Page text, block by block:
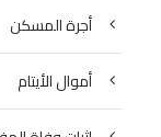
أجرة المسكن
أموال الأيتام